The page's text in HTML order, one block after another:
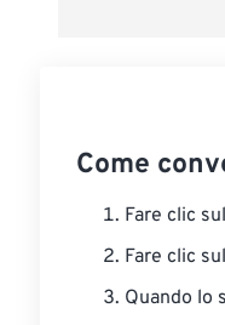
Come
Fare clic
Fare clic
Quando lo